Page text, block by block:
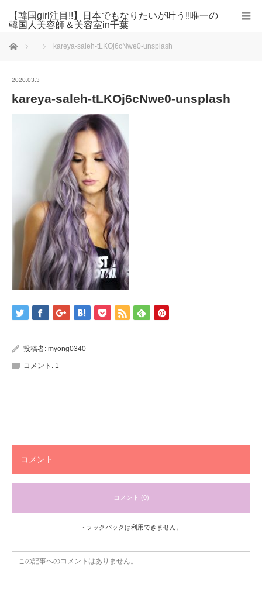
【韓国girl注目!!】日本でもなりたいが叶う!!唯一の
韓国人美容師＆美容室in千葉
ホーム kareya-saleh-tLKOj6cNwe0-unsplash
2020.03.3
kareya-saleh-tLKOj6cNwe0-unsplash
投稿者: myong0340
コメント: 1
コメント
コメント (0)
トラックバックは利用できません。
この記事へのコメントはありません。